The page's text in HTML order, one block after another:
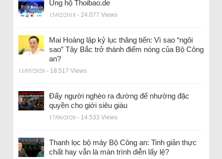
Ủng hộ Thoibao.de
15/02/2018 - 24.077 Views
Mai Hoàng lập kỷ lục thăng tiến: Vì sao “ngôi
sao” Tây Bắc trở thành điểm nóng của Bộ Công
an?
11/05/2026 - 18.517 Views
Đẩy người nghèo ra đường để nhường đặc
quyền cho giới siêu giàu
17/06/2026 - 14.533 Views
Thanh lọc bộ máy Bộ Công an: Tinh giản thực
chất hay vẫn là màn trình diễn lấy lệ?